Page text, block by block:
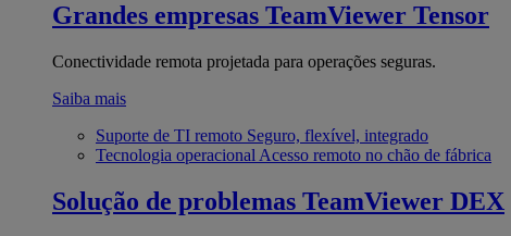
Grandes empresas TeamViewer Tensor
Conectividade remota projetada para operações seguras.
Saiba mais
Suporte de TI remoto Seguro, flexível, integrado
Tecnologia operacional Acesso remoto no chão de fábrica
Solução de problemas TeamViewer DEX